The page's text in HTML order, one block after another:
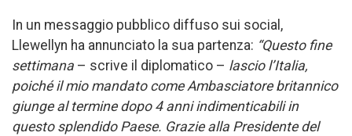
In un messaggio pubblico diffuso sui social,
Llewellyn ha annunciato la sua partenza: “Questo fine
settimana – scrive il diplomatico – lascio l’Italia,
poiché il mio mandato come Ambasciatore britannico
giunge al termine dopo 4 anni indimenticabili in
questo splendido Paese. Grazie alla Presidente del